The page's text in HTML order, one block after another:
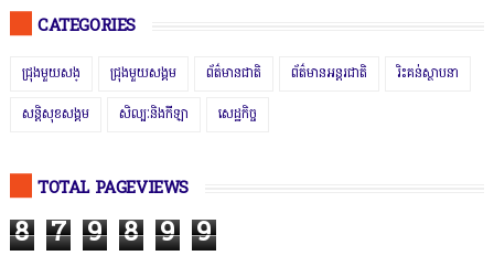
CATEGORIES
ជ្រុងមួយសង្ ជ្រុងមួយសង្គម ព័ត៌មានជាតិ ព័ត៌មានអន្តរជាតិ រិះគន់ស្ថាបនា
សន្តិសុខសង្គម សិល្បៈនិងកីឡា សេដ្ឋកិច្ច
TOTAL PAGEVIEWS
8 7 9 8 9 9